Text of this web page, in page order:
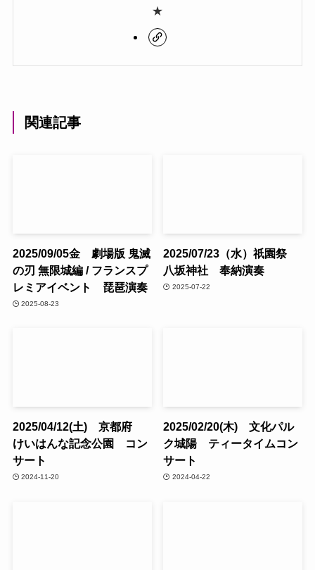
★
関連記事
2025/09/05金 劇場版 鬼滅
の刃 無限城編 / フランスプ
レミアイベント 琵琶演奏
2025-08-23
2025/07/23（水）祇園祭
八坂神社 奉納演奏
2025-07-22
2025/04/12(土) 京都府
けいはんな記念公園 コン
サート
2024-11-20
2025/02/20(木) 文化パル
ク城陽 ティータイムコン
サート
2024-04-22